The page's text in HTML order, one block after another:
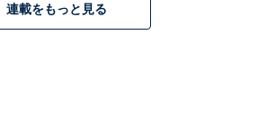
連載をもっと見る